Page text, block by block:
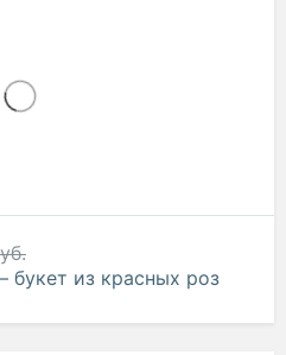
букет из красных роз